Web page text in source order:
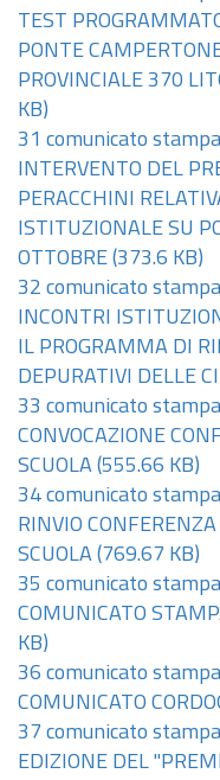
TEST
PONTE
PROVINCIALE 370
KB)
31 comunicato
INTERVENTO DEL
PERACCHINI
ISTITUZIONALE SU
OTTOBRE (373.6 KB)
32 comunicato
INCONTRI
IL PROGRAMMA DI
DEPURATIVI DELLE
33 comunicato
CONVOCAZIONE
SCUOLA (555.66 KB)
34 comunicato
RINVIO
SCUOLA (769.67 KB)
35 comunicato
COMUNICATO
KB)
36 comunicato
COMUNICATO
37 comunicato
EDIZIONE DEL